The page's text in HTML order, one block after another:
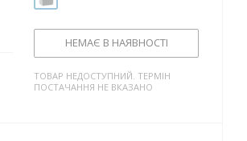
НЕМАЄ В НАЯВНОСТІ
ТОВАР НЕДОСТУПНИЙ. ТЕРМІН
ПОСТАЧАННЯ НЕ ВКАЗАНО